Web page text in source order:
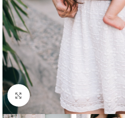
Büyütmek için tıklayın